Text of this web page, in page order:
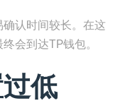
认时间较长。在这
会到达TP钱包。
低